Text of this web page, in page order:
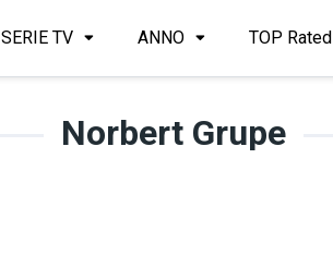
SERIE TV ANNO TOP Rated
Norbert Grupe